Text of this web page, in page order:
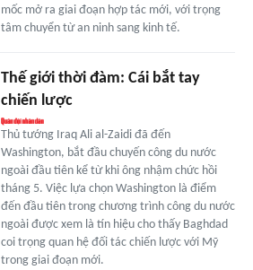
mốc mở ra giai đoạn hợp tác mới, với trọng
tâm chuyển từ an ninh sang kinh tế.
Thế giới thời đàm: Cái bắt tay
chiến lược
Thủ tướng Iraq Ali al-Zaidi đã đến
Washington, bắt đầu chuyến công du nước
ngoài đầu tiên kể từ khi ông nhậm chức hồi
tháng 5. Việc lựa chọn Washington là điểm
đến đầu tiên trong chương trình công du nước
ngoài được xem là tín hiệu cho thấy Baghdad
coi trọng quan hệ đối tác chiến lược với Mỹ
trong giai đoạn mới.